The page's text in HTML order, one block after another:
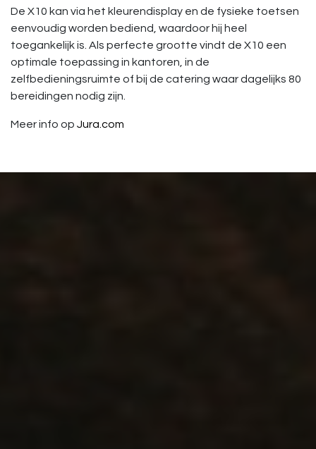
De X10 kan via het kleurendisplay en de fysieke toetsen
eenvoudig worden bediend, waardoor hij heel
toegankelijk is. Als perfecte grootte vindt de X10 een
optimale toepassing in kantoren, in de
zelfbedieningsruimte of bij de catering waar dagelijks 80
bereidingen nodig zijn.
Meer info op Jura.com